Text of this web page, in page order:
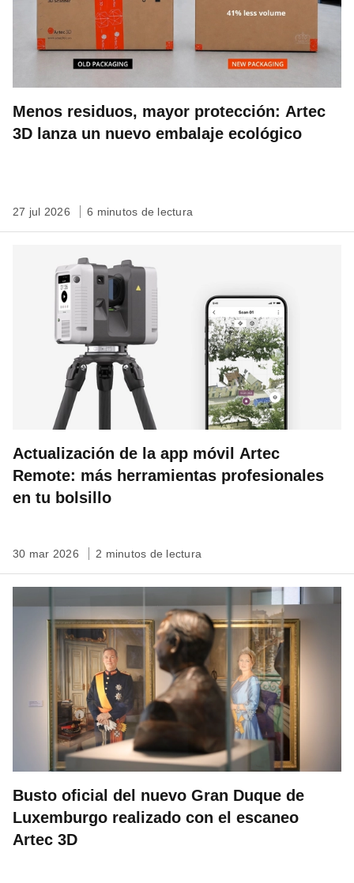
Menos residuos, mayor protección: Artec
3D lanza un nuevo embalaje ecológico
27 jul 2026 6 minutos de lectura
Actualización de la app móvil Artec
Remote: más herramientas profesionales
en tu bolsillo
30 mar 2026 2 minutos de lectura
Busto oficial del nuevo Gran Duque de
Luxemburgo realizado con el escaneo
Artec 3D